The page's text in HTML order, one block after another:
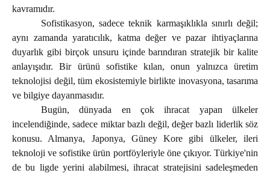
kavramıdır.
Sofistikasyon, sadece teknik karmaşıklıkla sınırlı değil;
aynı zamanda yaratıcılık, katma değer ve pazar ihtiyaçlarına
duyarlık gibi birçok unsuru içinde barındıran stratejik bir kalite
anlayışıdır. Bir ürünü sofistike kılan, onun yalnızca üretim
teknolojisi değil, tüm ekosistemiyle birlikte inovasyona, tasarıma
ve bilgiye dayanmasıdır.
Bugün, dünyada en çok ihracat yapan ülkeler
incelendiğinde, sadece miktar bazlı değil, değer bazlı liderlik söz
konusu. Almanya, Japonya, Güney Kore gibi ülkeler, ileri
teknoloji ve sofistike ürün portföyleriyle öne çıkıyor. Türkiye'nin
de bu ligde yerini alabilmesi, ihracat stratejisini sadeleşmeden